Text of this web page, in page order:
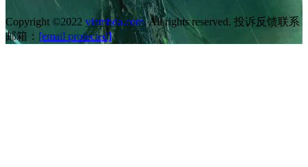
Copyright ©2022 vlambda.com. All rights reserved. 投诉反馈联系
邮箱： [email protected]